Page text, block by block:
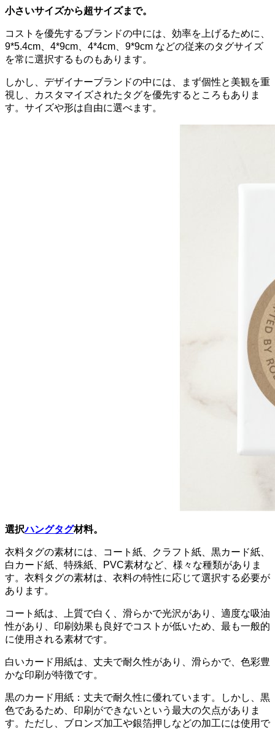
小さいサイズから超サイズまで。
コストを優先するブランドの中には、効率を上げるために、
9*5.4cm、4*9cm、4*4cm、9*9cm などの従来のタグサイズ
を常に選択するものもあります。
しかし、デザイナーブランドの中には、まず個性と美観を重
視し、カスタマイズされたタグを優先するところもありま
す。サイズや形は自由に選べます。
選択ハングタグ材料。
衣料タグの素材には、コート紙、クラフト紙、黒カード紙、
白カード紙、特殊紙、PVC素材など、様々な種類がありま
す。衣料タグの素材は、衣料の特性に応じて選択する必要が
あります。
コート紙は、上質で白く、滑らかで光沢があり、適度な吸油
性があり、印刷効果も良好でコストが低いため、最も一般的
に使用される素材です。
白いカード用紙は、丈夫で耐久性があり、滑らかで、色彩豊
かな印刷が特徴です。
黒のカード用紙：丈夫で耐久性に優れています。しかし、黒
色であるため、印刷ができないという最大の欠点がありま
す。ただし、ブロンズ加工や銀箔押しなどの加工には使用で